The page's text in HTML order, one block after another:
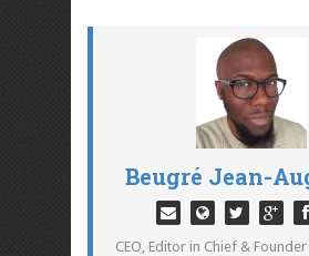
Beugré Jean-
CEO, Editor in Chief &